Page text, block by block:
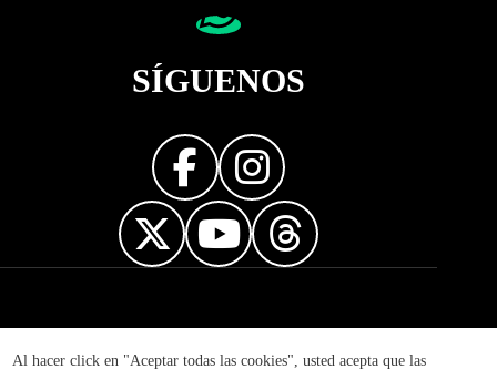
Al hacer click en "Aceptar todas las cookies", usted acepta que las
SÍGUENOS